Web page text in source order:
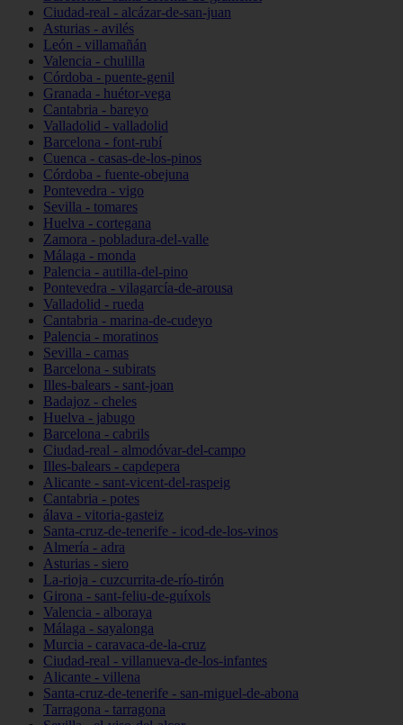
Ciudad-real - alcázar-de-san-juan
Asturias - avilés
León - villamañán
Valencia - chulilla
Córdoba - puente-genil
Granada - huétor-vega
Cantabria - bareyo
Valladolid - valladolid
Barcelona - font-rubí
Cuenca - casas-de-los-pinos
Córdoba - fuente-obejuna
Pontevedra - vigo
Sevilla - tomares
Huelva - cortegana
Zamora - pobladura-del-valle
Málaga - monda
Palencia - autilla-del-pino
Pontevedra - vilagarcía-de-arousa
Valladolid - rueda
Cantabria - marina-de-cudeyo
Palencia - moratinos
Sevilla - camas
Barcelona - subirats
Illes-balears - sant-joan
Badajoz - cheles
Huelva - jabugo
Barcelona - cabrils
Ciudad-real - almodóvar-del-campo
Illes-balears - capdepera
Alicante - sant-vicent-del-raspeig
Cantabria - potes
álava - vitoria-gasteiz
Santa-cruz-de-tenerife - icod-de-los-vinos
Almería - adra
Asturias - siero
La-rioja - cuzcurrita-de-río-tirón
Girona - sant-feliu-de-guíxols
Valencia - alboraya
Málaga - sayalonga
Murcia - caravaca-de-la-cruz
Ciudad-real - villanueva-de-los-infantes
Alicante - villena
Santa-cruz-de-tenerife - san-miguel-de-abona
Tarragona - tarragona